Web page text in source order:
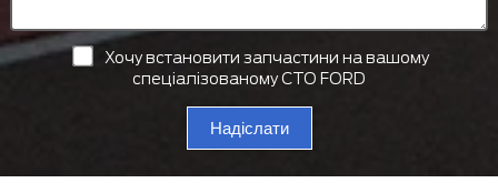
Хочу встановити запчастини на вашому
спеціалізованому СТО FORD
Надіслати